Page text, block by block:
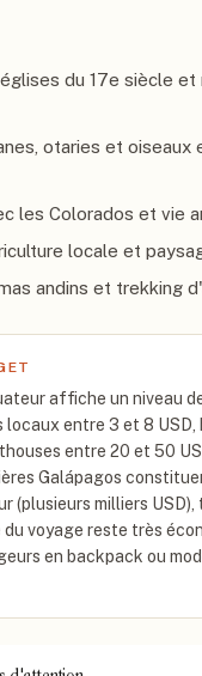
du 17e siècle
otaries et oiseaux
les Colorados et vie
locale et
andins et trekking
affiche un niveau
locaux entre 3 et 8 USD,
entre 20 et 50
Galápagos
(plusieurs milliers USD),
voyage reste très
en backpack ou